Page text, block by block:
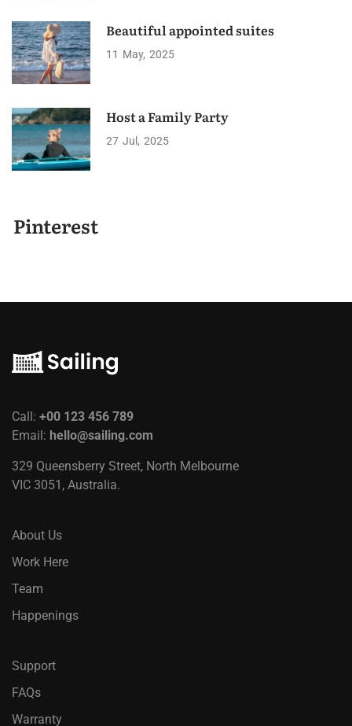
Beautiful appointed suites
11 May 2025
Host a Family Party
27 Jul 2025
Pinterest
Call: +00 123 456 789
Email: hello@sailing.com
329 Queensberry Street, North Melbourne
VIC 3051, Australia.
About Us
Work Here
Team
Happenings
Support
FAQs
Warranty